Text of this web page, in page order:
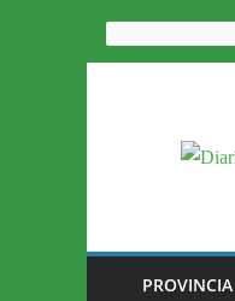
Saltar
al
PROVINCIA